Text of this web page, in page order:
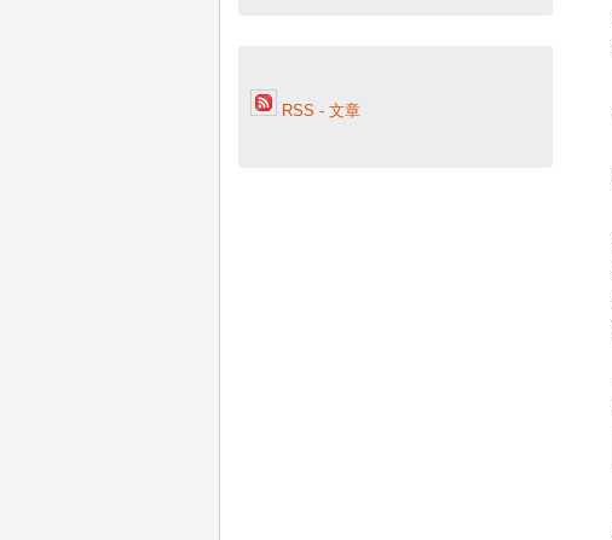
RSS - 文章